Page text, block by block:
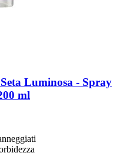
Luminosa -​ Spray
ml